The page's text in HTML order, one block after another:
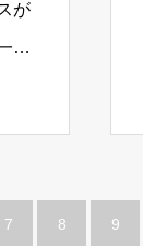
が
見
7 8 9